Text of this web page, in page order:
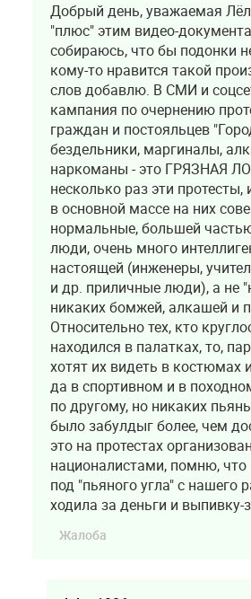
Добрый день, уважаемая
"плюс" этим видео-
собираюсь, что бы подонки
кому-то нравится такой
слов добавлю. В СМИ и
кампания по очернению
граждан и постояльцев
бездельники, маргиналы,
наркоманы - это ГРЯЗНАЯ
несколько раз эти
в основной массе на них
нормальные, большей
люди, очень много
настоящей (инженеры,
и др. приличные люди), а не
никаких бомжей, алкашей и
Относительно тех, кто
находился в палатках, то,
хотят их видеть в костюмах
да в спортивном и в
по другому, но никаких
было забулдыг более, чем
это на протестах
националистами, помню, что
под "пьяного угла" с нашего
ходила за деньги и выпивку-
Жалоба